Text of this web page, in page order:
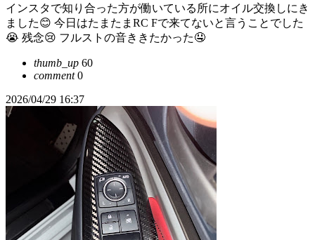
インスタで知り合った方が働いている所にオイル交換しにき
ました😊 今日はたまたまRC Fで来てないと言うことでした
😭 残念😢 フルストの音ききたかった🤤
thumb_up 60
comment0
2026/04/29 16:37